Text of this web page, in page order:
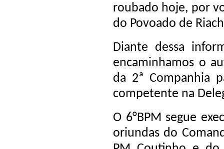
roubado hoje, por
do Povoado de
Diante dessa
encaminhamos o
da 2ª Companhia
competente na
O 6°BPM segue
oriundas do